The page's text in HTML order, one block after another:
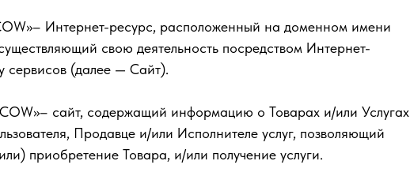
Интернет-ресурс, расположенный на доменном имени
свою деятельность посредством Интернет-
сервисов (далее — Сайт).
сайт, содержащий информацию о Товарах и/или Услугах
Продавце и/или Исполнителе услуг, позволяющий
приобретение Товара, и/или получение услуги.